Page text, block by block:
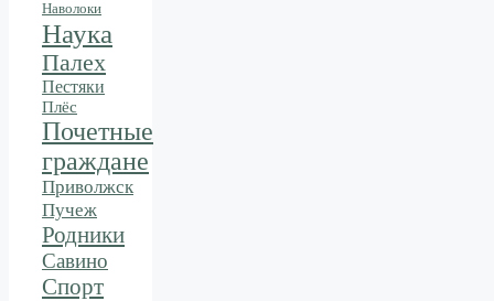
Наволоки
Наука
Палех
Пестяки
Плёс
Почетные
граждане
Приволжск
Пучеж
Родники
Савино
Спорт